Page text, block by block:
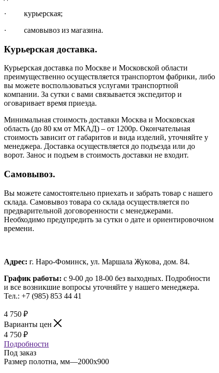
· курьерская;
· самовывоз из магазина.
Курьерская доставка.
Курьерская доставка по Москве и Московской области
преимущественно осуществляется транспортом фабрики, либо
вы можете воспользоваться услугами транспортной
компании. За сутки с вами связывается экспедитор и
оговаривает время приезда.
Минимальная стоимость доставки Москва и Московская
область (до 80 км от МКАД) – от 1200р. Окончательная
стоимость зависит от габаритов и вида изделий, уточняйте у
менеджера. Доставка осуществляется до подъезда или до
ворот. Занос и подъем в стоимость доставки не входит.
Самовывоз.
Вы можете самостоятельно приехать и забрать товар с нашего
склада. Самовывоз товара со склада осуществляется по
предварительной договоренности с менеджерами.
Необходимо предупредить за сутки о дате и ориентировочном
времени.
Адрес: г. Наро-Фоминск, ул. Маршала Жукова, дом. 84.
График работы: с 9-00 до 18-00 без выходных. Подробности
и все возникшие вопросы уточняйте у нашего менеджера.
Тел.: +7 (985) 853 44 41
4 750 ₽
Варианты цен
4 750 ₽
Подробности
Под заказ
Размер полотна, мм—2000x900